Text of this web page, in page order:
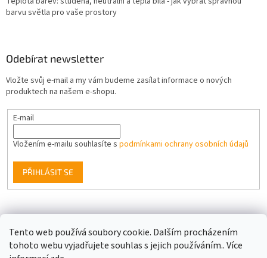
Tento web používá soubory cookie. Dalším procházením
tohoto webu vyjadřujete souhlas s jejich používáním.. Více
barvu světla pro vaše prostory
Odebírat newsletter
Vložte svůj e-mail a my vám budeme zasílat informace o nových
produktech na našem e-shopu.
E-mail
Vložením e-mailu souhlasíte s podmínkami ochrany osobních údajů
PŘIHLÁSIT SE
Facebook